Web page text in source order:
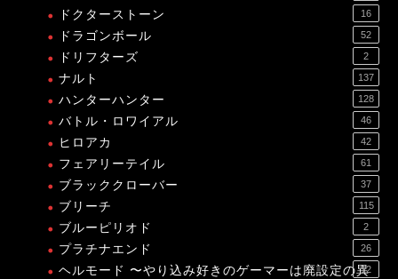
ドクターストーン 16
ドラゴンボール 52
ドリフターズ 2
ナルト 137
ハンターハンター 128
バトル・ロワイアル 46
ヒロアカ 42
フェアリーテイル 61
ブラッククローバー 37
ブリーチ 115
ブルーピリオド 2
プラチナエンド 26
ヘルモード 〜やり込み好きのゲーマーは廃設定の異
12